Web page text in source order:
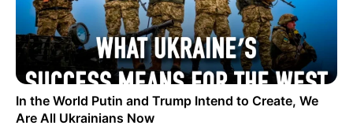
In the World Putin and Trump Intend to Create, We
Are All Ukrainians Now